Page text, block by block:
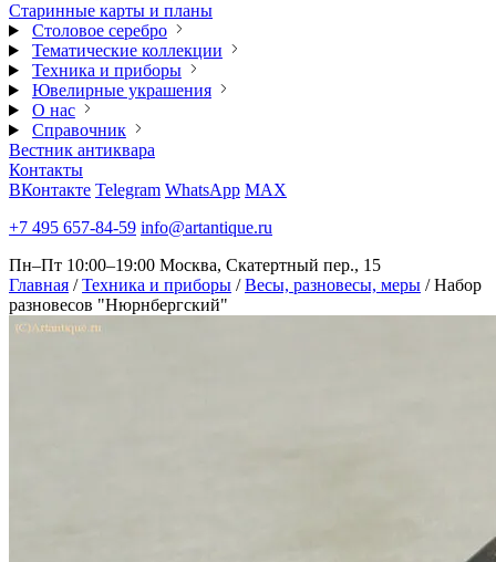
Старинные карты и планы
Столовое серебро
Тематические коллекции
Техника и приборы
Ювелирные украшения
О нас
Справочник
Вестник антиквара
Контакты
ВКонтакте Telegram WhatsApp MAX
+7 495 657-84-59 info@artantique.ru
Пн–Пт 10:00–19:00 Москва, Скатертный пер., 15
Главная / Техника и приборы / Весы, разновесы, меры / Набор
разновесов "Нюрнбергский"